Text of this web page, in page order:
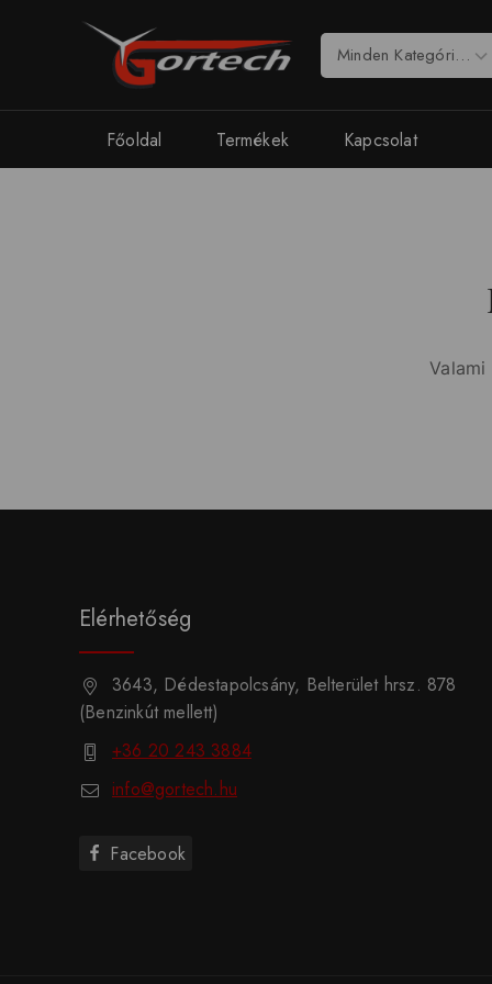
Főoldal Termékek Kapcsolat
Elérhetőség
3643, Dédestapolcsány, Belterület hrsz. 878
(Benzinkút mellett)
+36 20 243 3884
info@gortech.hu
Facebook